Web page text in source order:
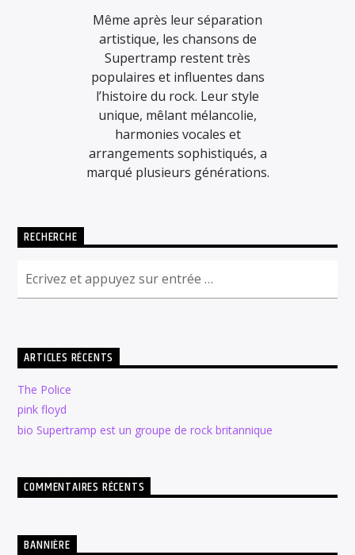
Même après leur séparation
artistique, les chansons de
Supertramp restent très
populaires et influentes dans
l’histoire du rock. Leur style
unique, mêlant mélancolie,
harmonies vocales et
arrangements sophistiqués, a
marqué plusieurs générations.
RECHERCHE
ARTICLES RÉCENTS
The Police
pink floyd
bio Supertramp est un groupe de rock britannique
COMMENTAIRES RÉCENTS
BANNIÈRE